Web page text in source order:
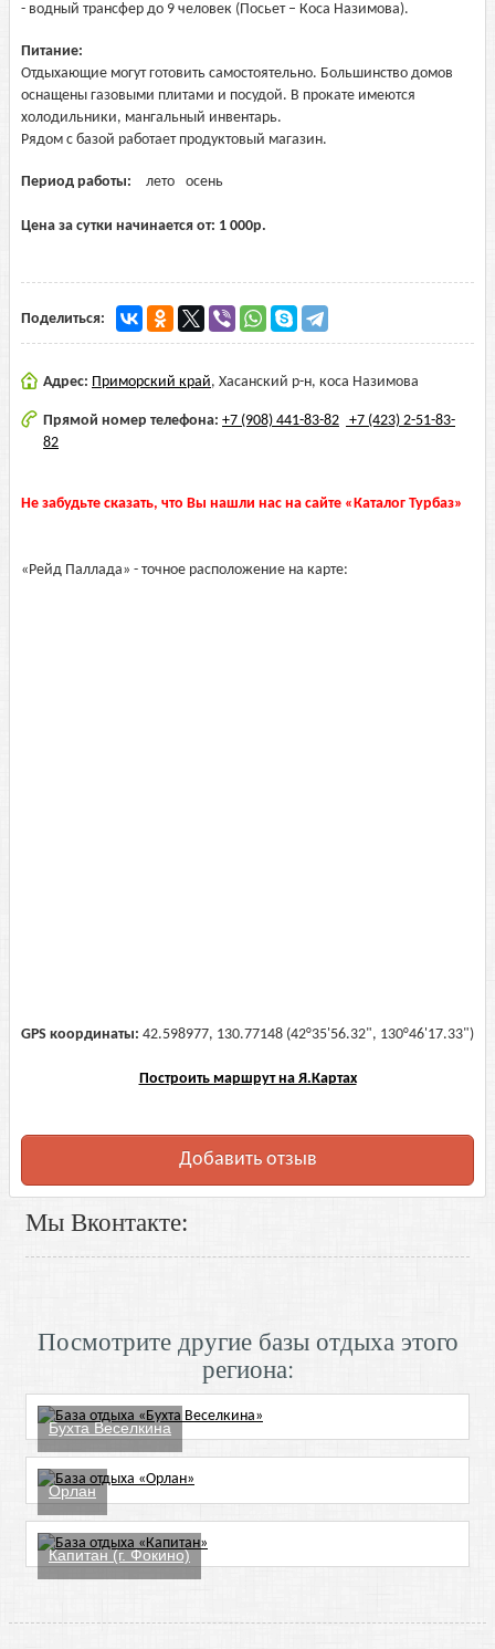
- водный трансфер до 9 человек (Посьет – Коса Назимова).
Питание:
Отдыхающие могут готовить самостоятельно. Большинство домов
оснащены газовыми плитами и посудой. В прокате имеются
холодильники, мангальный инвентарь.
Рядом с базой работает продуктовый магазин.
Период работы: лето осень
Цена за сутки начинается от: 1 000р.
Поделиться:
Адрес: Приморский край, Хасанский р-н, коса Назимова
Прямой номер телефона: +7 (908) 441-83-82 +7 (423) 2-51-83-
82
Не забудьте сказать, что Вы нашли нас на сайте «Каталог Турбаз»
«Рейд Паллада» - точное расположение на карте:
GPS координаты: 42.598977, 130.77148 (42°35'56.32", 130°46'17.33")
Построить маршрут на Я.Картах
Добавить отзыв
Мы Вконтакте:
Посмотрите другие базы отдыха этого
региона:
Бухта Веселкина
Орлан
Капитан (г. Фокино)